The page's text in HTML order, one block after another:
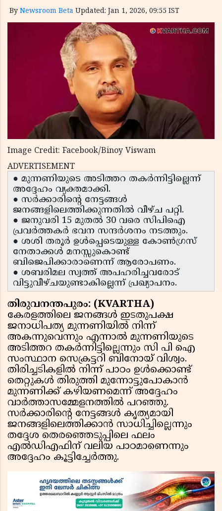
By Newsroom Beta Updated: Jan 1, 2026, 09:55 IST
Image Credit: Facebook/Binoy Viswam
ADVERTISEMENT
● മുന്നണിയുടെ അടിത്തറ തകർന്നിട്ടില്ലെന്ന്
അദ്ദേഹം വ്യക്തമാക്കി.
● സർക്കാരിന്റെ നേട്ടങ്ങൾ
ജനങ്ങളിലെത്തിക്കുന്നതിൽ വീഴ്ച പറ്റി.
● ജനുവരി 15 മുതൽ 30 വരെ സിപിഐ
പ്രവർത്തകർ ഭവന സന്ദർശനം നടത്തും.
● ശശി തരൂർ ഉൾപ്പെടെയുള്ള കോൺഗ്രസ്
നേതാക്കൾ മനസ്സുകൊണ്ട്
ബിജെപിക്കാരാണെന്ന് ആരോപണം.
● ശബരിമല സ്വത്ത് അപഹരിച്ചവരോട്
വിട്ടുവീഴ്ചയുണ്ടാകില്ലെന്ന് പ്രഖ്യാപനം.
തിരുവനന്തപുരം: (KVARTHA)
കേരളത്തിലെ ജനങ്ങൾ ഇടതുപക്ഷ
ജനാധിപത്യ മുന്നണിയിൽ നിന്ന്
അകന്നുവെന്നും എന്നാൽ മുന്നണിയുടെ
അടിത്തറ തകർന്നിട്ടില്ലെന്നും സി പി ഐ
സംസ്ഥാന സെക്രട്ടറി ബിനോയ് വിശ്വം.
തിരിച്ചടികളിൽ നിന്ന് പാഠം ഉൾക്കൊണ്ട്
തെറ്റുകൾ തിരുത്തി മുന്നോട്ടുപോകാൻ
മുന്നണിക്ക് കഴിയണമെന്ന് അദ്ദേഹം
വാർത്താസമ്മേളനത്തിൽ പറഞ്ഞു.
സർക്കാരിന്റെ നേട്ടങ്ങൾ കൃത്യമായി
ജനങ്ങളിലെത്തിക്കാൻ സാധിച്ചില്ലെന്നും
തദ്ദേശ തെരഞ്ഞെടുപ്പിലെ ഫലം
എൽഡിഎഫിന് വലിയ പാഠമാണെന്നും
അദ്ദേഹം കൂട്ടിച്ചേർത്തു.